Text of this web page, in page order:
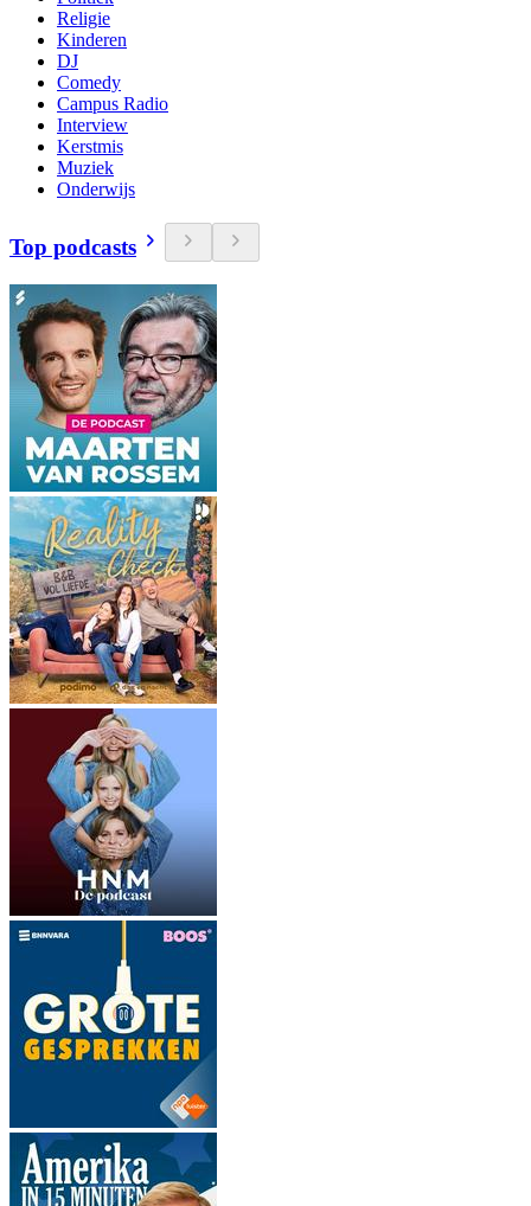
Religie
Kinderen
DJ
Comedy
Campus Radio
Interview
Kerstmis
Muziek
Onderwijs
Top podcasts